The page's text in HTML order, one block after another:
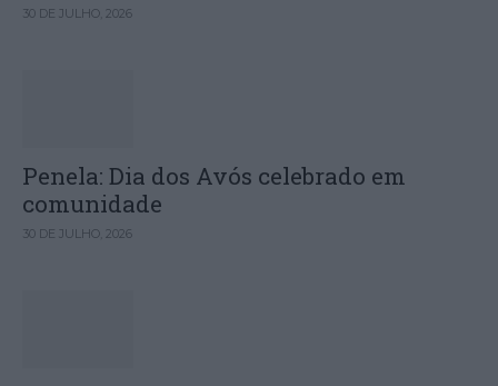
30 DE JULHO, 2026
Penela: Dia dos Avós celebrado em
comunidade
30 DE JULHO, 2026